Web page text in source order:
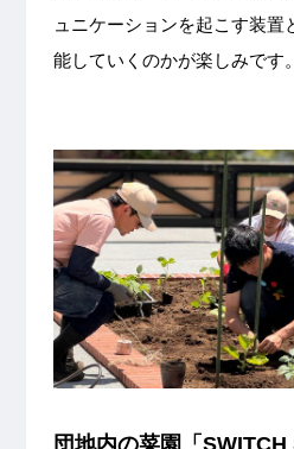
ュニケーションを起こす装置
能していくのかが楽しみです。